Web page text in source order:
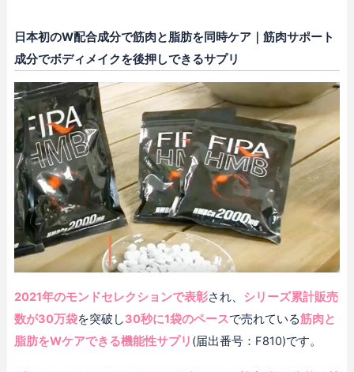
日本初のW配合成分で筋肉と脂肪を同時ケア｜筋肉サポート
成分でボディメイクを後押しできるサプリ
2021年のモンドセレクションで表彰され、 シリーズ累計販売
数が30万袋を突破し30秒に1袋のペースで売れている筋肉と
脂肪をWケアできる機能性サプリ (届出番号：F810)です。